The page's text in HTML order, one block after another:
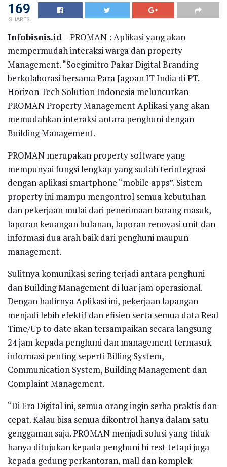
169
SHARES
Infobisnis.id– PROMAN : Aplikasi yang akan
mempermudah interaksi warga dan property
Management. “Soegimitro Pakar Digital Branding
berkolaborasi bersama Para Jagoan IT India di PT.
Horizon Tech Solution Indonesia meluncurkan
PROMAN Property Management Aplikasi yang akan
memudahkan interaksi antara penghuni dengan
Building Management.
PROMAN merupakan property software yang
mempunyai fungsi lengkap yang sudah terintegrasi
dengan aplikasi smartphone “mobile apps”. Sistem
property ini mampu mengontrol semua kebutuhan
dan pekerjaan mulai dari penerimaan barang masuk,
laporan keuangan bulanan, laporan renovasi unit dan
informasi dua arah baik dari penghuni maupun
management.
Sulitnya komunikasi sering terjadi antara penghuni
dan Building Management di luar jam operasional.
Dengan hadirnya Aplikasi ini, pekerjaan lapangan
menjadi lebih efektif dan efisien serta semua data Real
Time/Up to date akan tersampaikan secara langsung
24 jam kepada penghuni dan management termasuk
informasi penting seperti Billing System,
Communication System, Building Management dan
Complaint Management.
“Di Era Digital ini, semua orang ingin serba praktis dan
cepat. Kalau bisa semua dikontrol hanya dalam satu
genggaman saja. PROMAN menjadi solusi yang tidak
hanya ditujukan kepada penghuni hi rest tetapi juga
kepada gedung perkantoran, mall dan komplek